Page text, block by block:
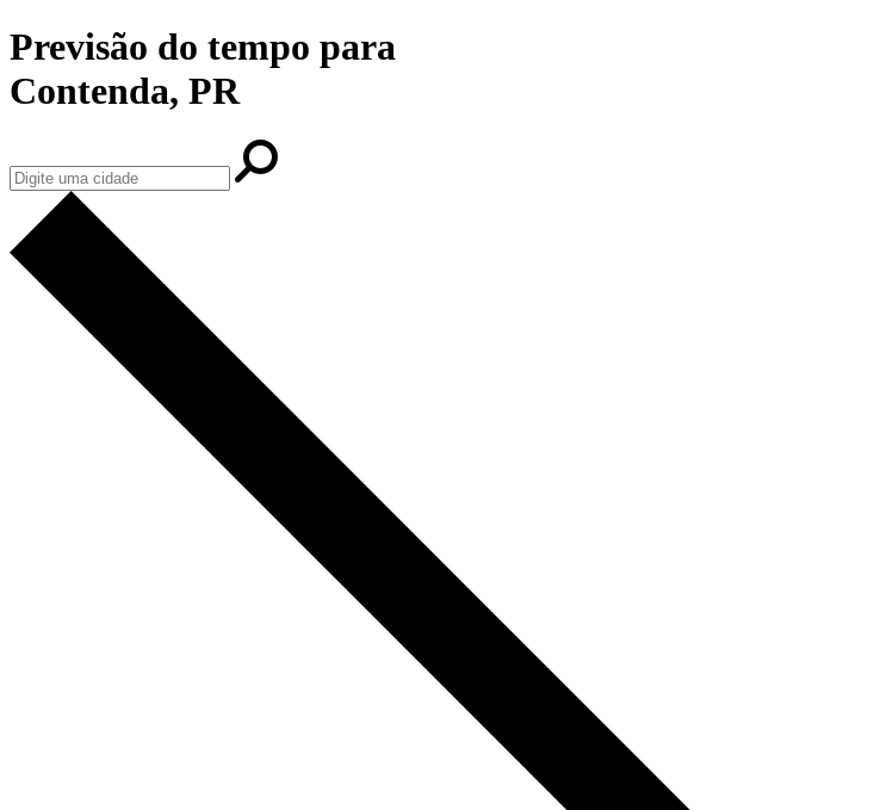
Previsão do tempo para
Contenda, PR